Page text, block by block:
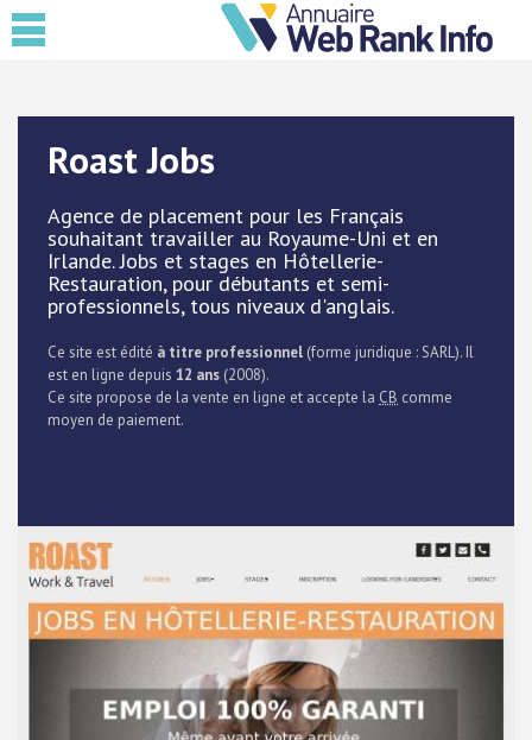
Roast Jobs
Agence de placement pour les Français
souhaitant travailler au Royaume-Uni et en
Irlande. Jobs et stages en Hôtellerie-
Restauration, pour débutants et semi-
professionnels, tous niveaux d'anglais.
Ce site est édité à titre professionnel (forme juridique : SARL). Il
est en ligne depuis 12 ans (2008).
Ce site propose de la vente en ligne et accepte la CB comme
moyen de paiement.